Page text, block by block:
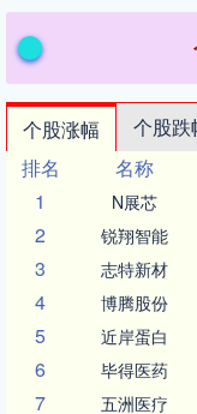
个股涨幅 个股跌
排名
名称
1
N展芯
2 锐翔智能
3 志特新材
4 博腾股份
5 近岸蛋白
6 毕得医药
7 五洲医疗